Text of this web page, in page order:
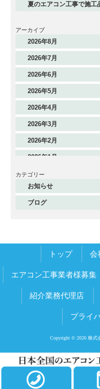
夏のエアコン工事で施工
アーカイブ
2026年8月
2026年7月
2026年6月
2026年5月
2026年4月
2026年3月
2026年2月
2026年1月
2025年12月
2025年11月
2025年10月
2025年7月
2025年6月
2025年2月
2025年1月
2024年12月
カテゴリー
お知らせ
ブログ
トップ 会
エアコン工事業者様募集
紹介業務代理店
プライ
Copyright © 2026 株式